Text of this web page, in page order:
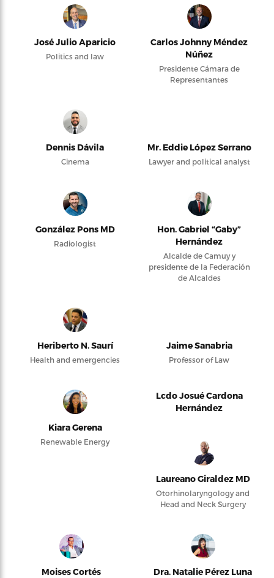
José Julio Aparicio
Politics and law
Carlos Johnny Méndez
Núñez
Presidente Cámara de
Representantes
Dennis Dávila
Cinema
Mr. Eddie López Serrano
Lawyer and political analyst
González Pons MD
Radiologist
Hon. Gabriel “Gaby”
Hernández
Alcalde de Camuy y
presidente de la Federación
de Alcaldes
Heriberto N. Saurí
Health and emergencies
Jaime Sanabria
Professor of Law
Kiara Gerena
Renewable Energy
Lcdo Josué Cardona
Hernández
Laureano Giraldez MD
Otorhinolaryngology and
Head and Neck Surgery
Moises Cortés Dra. Natalie Pérez Luna